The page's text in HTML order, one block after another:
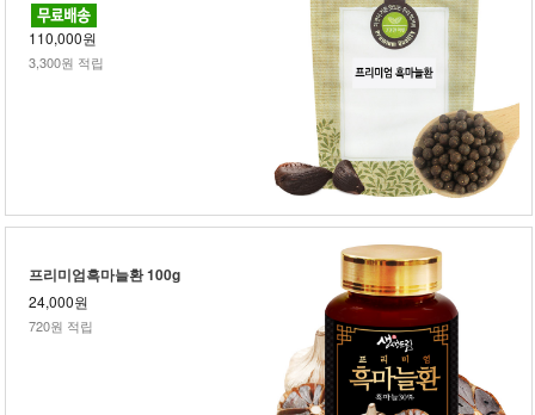
110,000원
3,300원 적립
프리미엄흑마늘환 100g
24,000원
720원 적립